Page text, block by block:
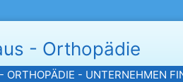
- Orthopädie
ORTHOPÄDIE - UNTERNEHMEN